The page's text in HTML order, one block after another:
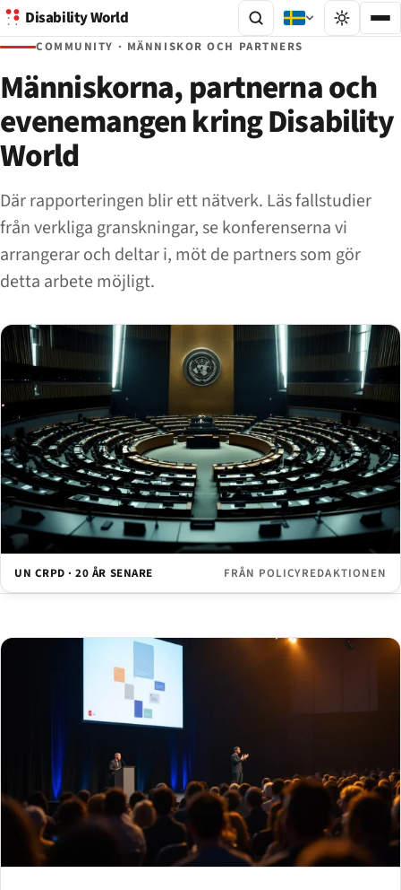
Disability World
COMMUNITY · MÄNNISKOR OCH PARTNERS
Människorna, partnerna och
evenemangen kring Disability
World
Där rapporteringen blir ett nätverk. Läs fallstudier
från verkliga granskningar, se konferenserna vi
arrangerar och deltar i, möt de partners som gör
detta arbete möjligt.
UN CRPD · 20 ÅR SENARE FRÅN POLICYREDAKTIONEN